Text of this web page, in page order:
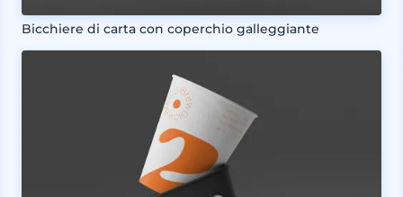
Bicchiere di carta con coperchio galleggiante